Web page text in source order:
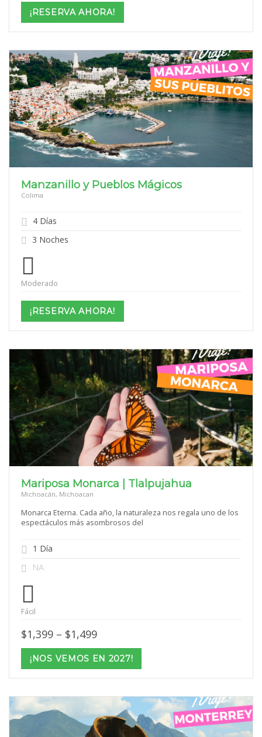
$999
through
$2,099
¡RESERVA AHORA!
Manzanillo y Pueblos Mágicos
Colima
4 Días
3 Noches
Moderado
¡RESERVA AHORA!
Mariposa Monarca | Tlalpujahua
Michoacán, Michoacan
Monarca Eterna. Cada año, la naturaleza nos regala uno de los
espectáculos más asombrosos del
1 Día
NA
Fácil
$1,399 – $1,499Price
$1,399
through
$1,499
¡NOS VEMOS EN 2027!